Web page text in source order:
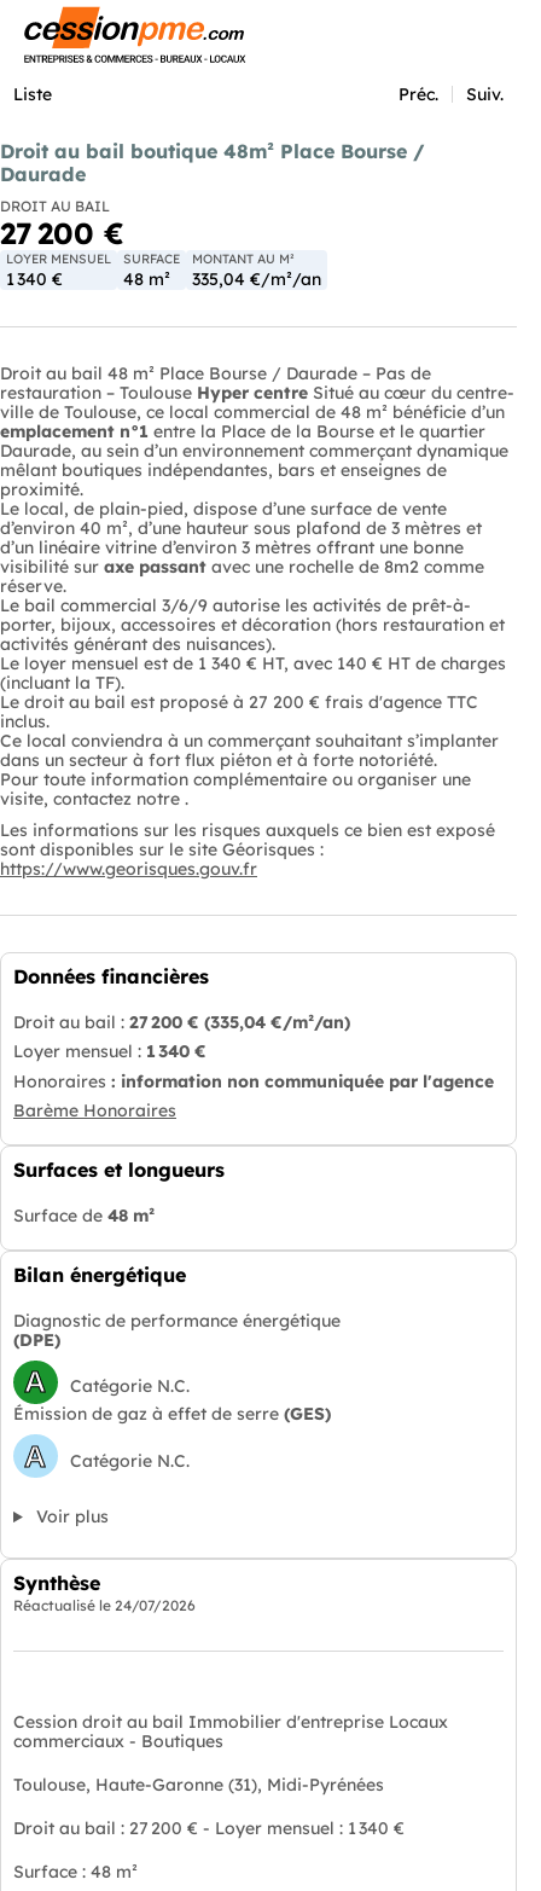
Liste Préc. Suiv.
Droit au bail boutique 48m² Place Bourse /
Daurade
DROIT AU BAIL
27 200 €
LOYER MENSUEL
1 340 €
SURFACE
48 m²
MONTANT AU M²
335,04 €/m²/an
Droit au bail 48 m² Place Bourse / Daurade – Pas de
restauration – Toulouse Hyper centre Situé au cœur du centre-
ville de Toulouse, ce local commercial de 48 m² bénéficie d’un
emplacement n°1 entre la Place de la Bourse et le quartier
Daurade, au sein d’un environnement commerçant dynamique
mêlant boutiques indépendantes, bars et enseignes de
proximité.
Le local, de plain-pied, dispose d’une surface de vente
d’environ 40 m², d’une hauteur sous plafond de 3 mètres et
d’un linéaire vitrine d’environ 3 mètres offrant une bonne
visibilité sur axe passant avec une rochelle de 8m2 comme
réserve.
Le bail commercial 3/6/9 autorise les activités de prêt-à-
porter, bijoux, accessoires et décoration (hors restauration et
activités générant des nuisances).
Le loyer mensuel est de 1 340 € HT, avec 140 € HT de charges
(incluant la TF).
Le droit au bail est proposé à 27 200 € frais d'agence TTC
inclus.
Ce local conviendra à un commerçant souhaitant s’implanter
dans un secteur à fort flux piéton et à forte notoriété.
Pour toute information complémentaire ou organiser une
visite, contactez notre .
Les informations sur les risques auxquels ce bien est exposé
sont disponibles sur le site Géorisques :
https://www.georisques.gouv.fr
Données financières
Droit au bail : 27 200 € (335,04 €/m²/an)
Loyer mensuel : 1 340 €
Honoraires : information non communiquée par l'agence
Barème Honoraires
Surfaces et longueurs
Surface de 48 m²
Bilan énergétique
Diagnostic de performance énergétique
(DPE)
A
Catégorie N.C.
Émission de gaz à effet de serre (GES)
A Catégorie N.C.
Voir plus
Synthèse
Réactualisé le 24/07/2026
Cession droit au bail Immobilier d'entreprise Locaux
commerciaux - Boutiques
Toulouse, Haute-Garonne (31), Midi-Pyrénées
Droit au bail : 27 200 € - Loyer mensuel : 1 340 €
Surface : 48 m²